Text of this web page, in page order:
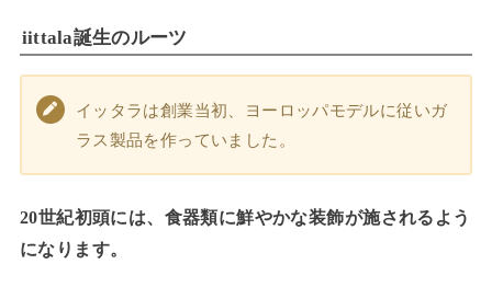
iittala誕生のルーツ
イッタラは創業当初、ヨーロッパモデルに従いガ
ラス製品を作っていました。
20世紀初頭には、食器類に鮮やかな装飾が施されるよう
になります。